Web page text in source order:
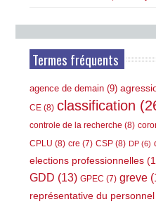
Termes fréquents
agence de demain (9)
CE (8) classification
controle de la recherche (8)
CPLU (8) cre (7) CSP (8) DP (6)
elections professionnelles
GDD (13) GPEC (7) greve
représentative du personnel